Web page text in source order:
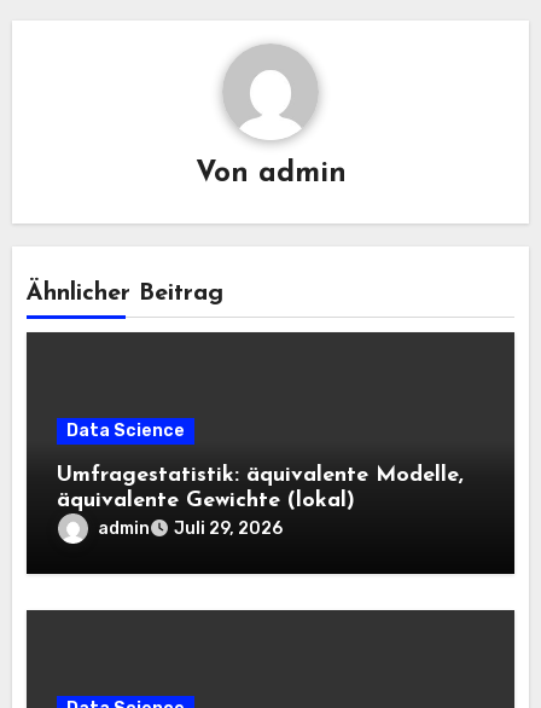
Von admin
Ähnlicher Beitrag
Data Science
Umfragestatistik: äquivalente Modelle,
äquivalente Gewichte (lokal)
admin Juli 29, 2026